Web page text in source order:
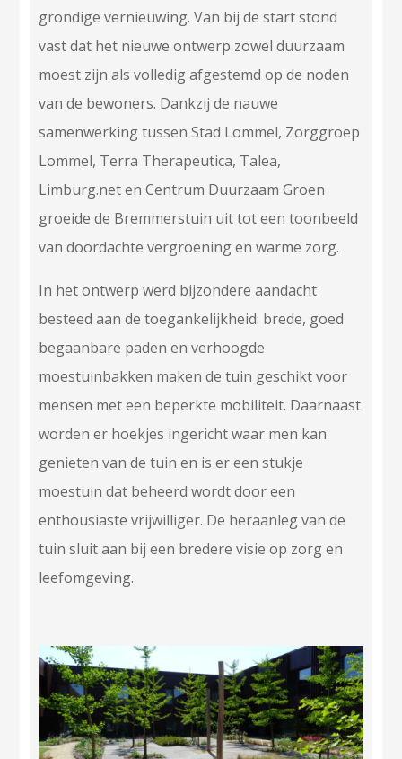
grondige vernieuwing. Van bij de start stond
vast dat het nieuwe ontwerp zowel duurzaam
moest zijn als volledig afgestemd op de noden
van de bewoners. Dankzij de nauwe
samenwerking tussen Stad Lommel, Zorggroep
Lommel, Terra Therapeutica, Talea,
Limburg.net en Centrum Duurzaam Groen
groeide de Bremmerstuin uit tot een toonbeeld
van doordachte vergroening en warme zorg.
In het ontwerp werd bijzondere aandacht
besteed aan de toegankelijkheid: brede, goed
begaanbare paden en verhoogde
moestuinbakken maken de tuin geschikt voor
mensen met een beperkte mobiliteit. Daarnaast
worden er hoekjes ingericht waar men kan
genieten van de tuin en is er een stukje
moestuin dat beheerd wordt door een
enthousiaste vrijwilliger. De heraanleg van de
tuin sluit aan bij een bredere visie op zorg en
leefomgeving.